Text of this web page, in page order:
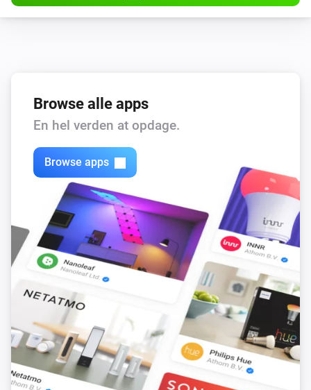
Browse alle apps
En hel verden at opdage.
Browse apps